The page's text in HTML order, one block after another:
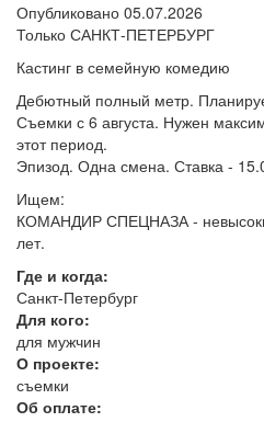
Опубликовано 05.07.2026
Только САНКТ-ПЕТЕРБУРГ
Кастинг в семейную комедию
Дебютный полный метр.
Съемки с 6 августа. Нужен
этот период.
Эпизод. Одна смена. Ставка -
Ищем:
КОМАНДИР СПЕЦНАЗА -
лет.
Где и когда:
Санкт-Петербург
Для кого:
для мужчин
О проекте:
съемки
Об оплате: